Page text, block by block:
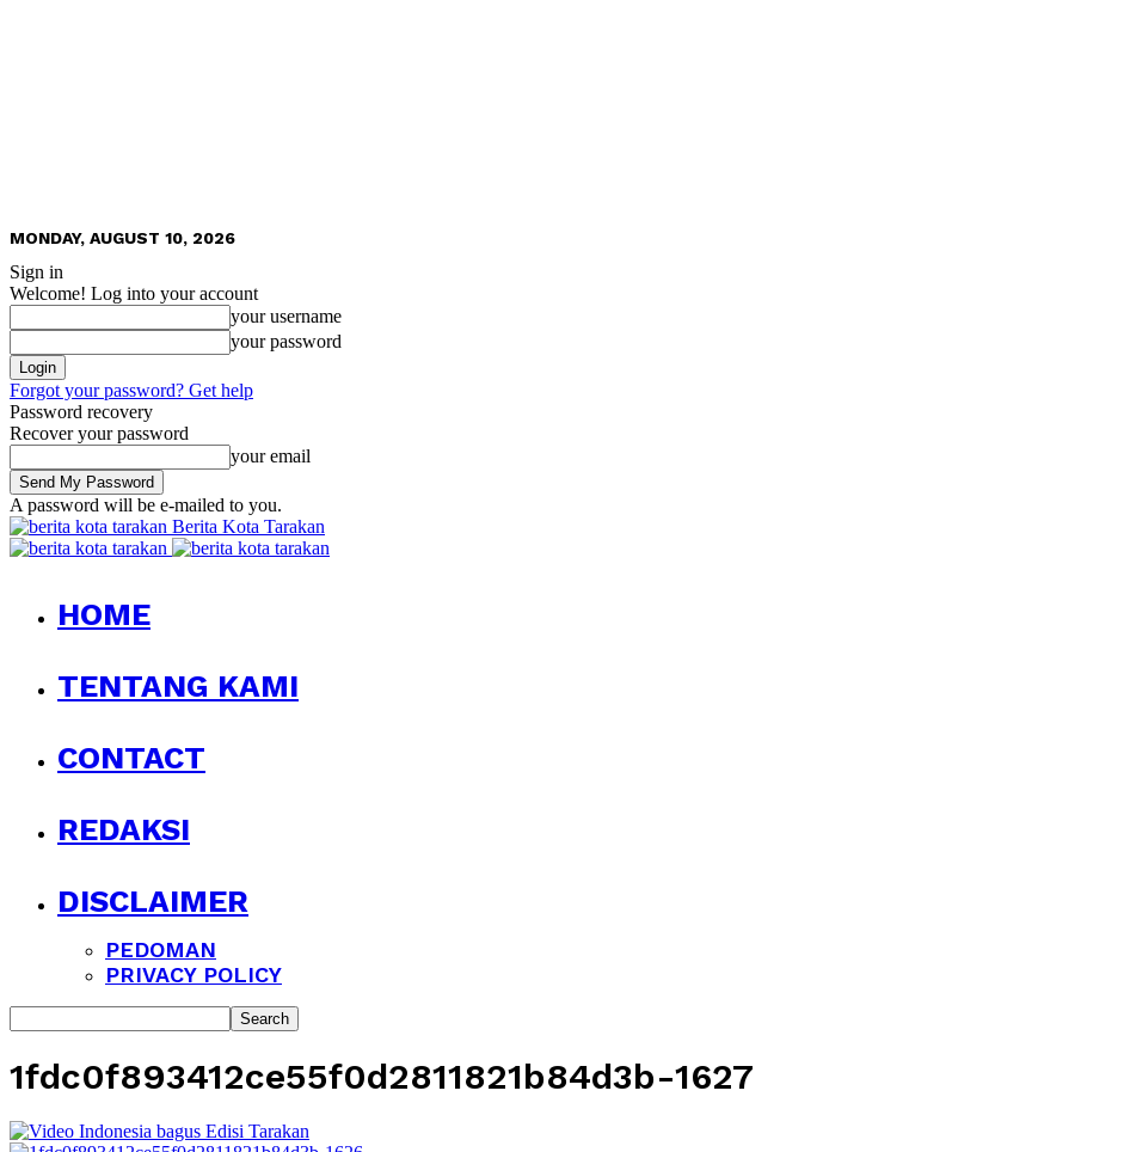
MONDAY, AUGUST 10, 2026
Sign in
Welcome! Log into your account
your username
your password
Forgot your password? Get help
Password recovery
Recover your password
your email
A password will be e-mailed to you.
Berita Kota Tarakan
HOME
TENTANG KAMI
CONTACT
REDAKSI
DISCLAIMER
PEDOMAN
PRIVACY POLICY
1fdc0f893412ce55f0d2811821b84d3b-1627